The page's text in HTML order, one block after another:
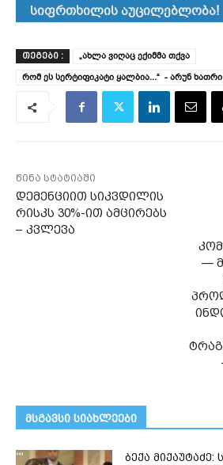
სიფრთხილის აუცილებლობა!
ᲗᲔᲒᲔᲑᲘ :
„ახლა ვიღაც ექიმმა თქვა
რომ ეს სერტიფიკატი ყალბია...“ - არუნ
წინა სტატიაში
დემენციით სიკვდილის
რისკს 30%-ით ამცირებს
– კვლევა
—
მსგავსი სიახლეები
ბექა